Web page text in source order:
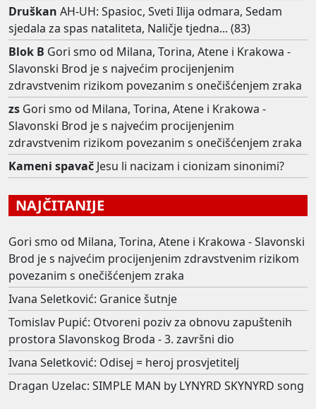
Druškan AH-UH: Spasioc, Sveti Ilija odmara, Sedam
sjedala za spas nataliteta, Naličje tjedna... (83)
Blok B Gori smo od Milana, Torina, Atene i Krakowa -
Slavonski Brod je s najvećim procijenjenim
zdravstvenim rizikom povezanim s onečišćenjem zraka
zs Gori smo od Milana, Torina, Atene i Krakowa -
Slavonski Brod je s najvećim procijenjenim
zdravstvenim rizikom povezanim s onečišćenjem zraka
Kameni spavač Jesu li nacizam i cionizam sinonimi?
NAJČITANIJE
Gori smo od Milana, Torina, Atene i Krakowa - Slavonski
Brod je s najvećim procijenjenim zdravstvenim rizikom
povezanim s onečišćenjem zraka
Ivana Seletković: Granice šutnje
Tomislav Pupić: Otvoreni poziv za obnovu zapuštenih
prostora Slavonskog Broda - 3. završni dio
Ivana Seletković: Odisej = heroj prosvjetitelj
Dragan Uzelac: SIMPLE MAN by LYNYRD SKYNYRD song